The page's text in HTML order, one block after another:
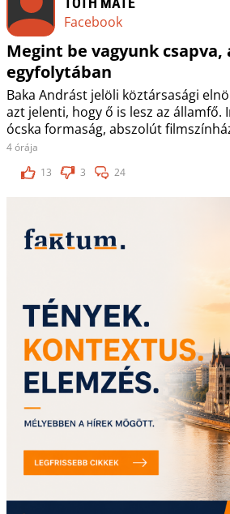
Facebook
Megint be vagyunk csapva,
egyfolytában
Baka Andrást jelöli köztársasági
azt jelenti, hogy ő is lesz az államfő.
ócska formaság, abszolút
4 órája
13
3 24